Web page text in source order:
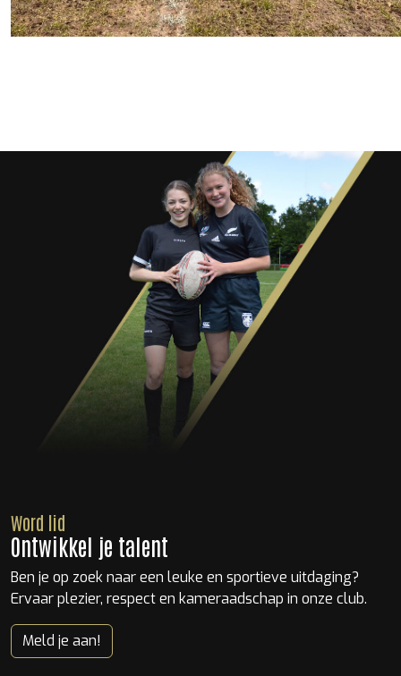
Word lid
Ontwikkel je talent
Ben je op zoek naar een leuke en sportieve uitdaging?
Ervaar plezier, respect en kameraadschap in onze club.
Meld je aan!